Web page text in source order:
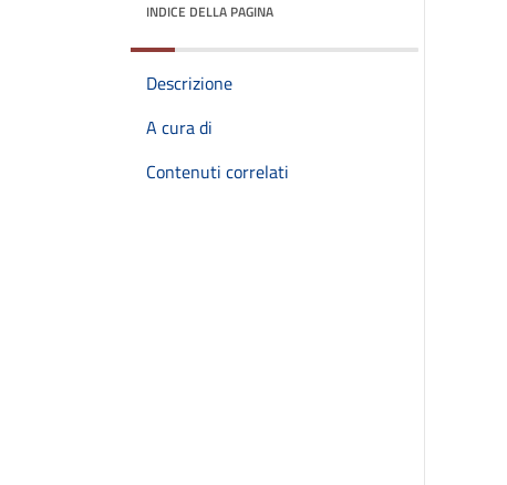
INDICE DELLA PAGINA
Descrizione
A cura di
Contenuti correlati